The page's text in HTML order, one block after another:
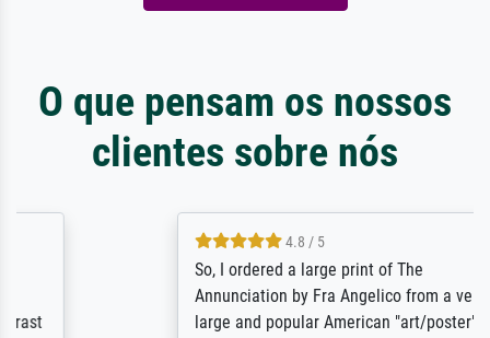
O que pensam os nossos
clientes sobre nós
4.8 / 5
So, I ordered a large print of The
Annunciation by Fra Angelico from a very
large and popular American "art/poster"